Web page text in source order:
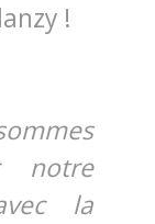
!
notre
la